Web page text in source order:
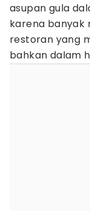
asupan gula
karena banyak
restoran yang
bahkan dalam